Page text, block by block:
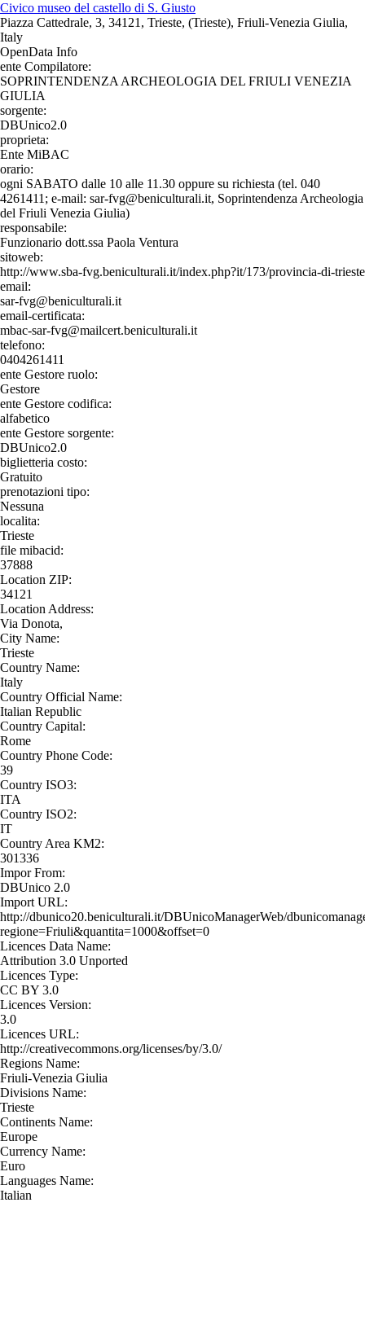
Civico museo del castello di S. Giusto
Piazza Cattedrale, 3, 34121, Trieste, (Trieste), Friuli-Venezia Giulia,
Italy
OpenData Info
ente Compilatore:
SOPRINTENDENZA ARCHEOLOGIA DEL FRIULI VENEZIA
GIULIA
sorgente:
DBUnico2.0
proprieta:
Ente MiBAC
orario:
ogni SABATO dalle 10 alle 11.30 oppure su richiesta (tel. 040
4261411; e-mail: sar-fvg@beniculturali.it, Soprintendenza Archeologia
del Friuli Venezia Giulia)
responsabile:
Funzionario dott.ssa Paola Ventura
sitoweb:
http://www.sba-fvg.beniculturali.it/index.php?it/173/provincia-di-trieste
email:
sar-fvg@beniculturali.it
email-certificata:
mbac-sar-fvg@mailcert.beniculturali.it
telefono:
0404261411
ente Gestore ruolo:
Gestore
ente Gestore codifica:
alfabetico
ente Gestore sorgente:
DBUnico2.0
biglietteria costo:
Gratuito
prenotazioni tipo:
Nessuna
localita:
Trieste
file mibacid:
37888
Location ZIP:
34121
Location Address:
Via Donota,
City Name:
Trieste
Country Name:
Italy
Country Official Name:
Italian Republic
Country Capital:
Rome
Country Phone Code:
39
Country ISO3:
ITA
Country ISO2:
IT
Country Area KM2:
301336
Impor From:
DBUnico 2.0
Import URL:
http://dbunico20.beniculturali.it/DBUnicoManagerWeb/
regione=Friuli&quantita=1000&offset=0
Licences Data Name:
Attribution 3.0 Unported
Licences Type:
CC BY 3.0
Licences Version:
3.0
Licences URL:
http://creativecommons.org/licenses/by/3.0/
Regions Name:
Friuli-Venezia Giulia
Divisions Name:
Trieste
Continents Name:
Europe
Currency Name:
Euro
Languages Name:
Italian